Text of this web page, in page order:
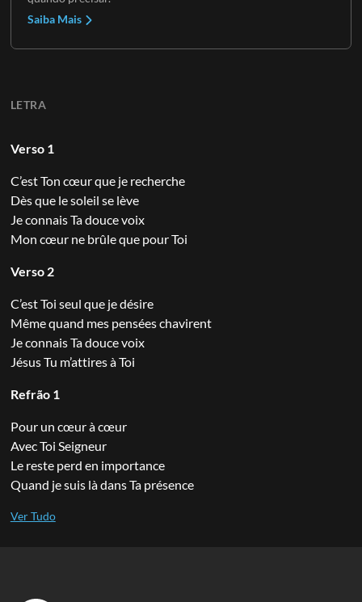
Saiba Mais
LETRA
Verso 1
C’est Ton cœur que je recherche
Dès que le soleil se lève
Je connais Ta douce voix
Mon cœur ne brûle que pour Toi
Verso 2
C’est Toi seul que je désire
Même quand mes pensées chavirent
Je connais Ta douce voix
Jésus Tu m’attires à Toi
Refrão 1
Pour un cœur à cœur
Avec Toi Seigneur
Le reste perd en importance
Quand je suis là dans Ta présence